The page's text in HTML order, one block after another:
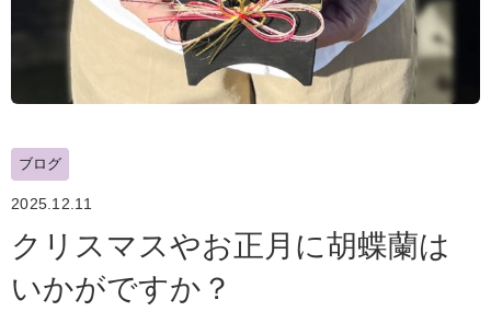
ブログ
2025.12.11
クリスマスやお正月に胡蝶蘭は
いかがですか？